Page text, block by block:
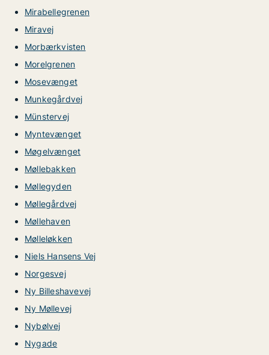
Mirabellegrenen
Miravej
Morbærkvisten
Morelgrenen
Mosevænget
Munkegårdvej
Münstervej
Myntevænget
Møgelvænget
Møllebakken
Møllegyden
Møllegårdvej
Møllehaven
Mølleløkken
Niels Hansens Vej
Norgesvej
Ny Billeshavevej
Ny Møllevej
Nybølvej
Nygade